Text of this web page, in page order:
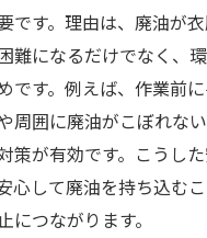
です。理由は、廃油が
難になるだけでなく、
です。例えば、作業前
周囲に廃油がこぼれな
策が有効です。こうし
心して廃油を持ち込む
につながります。